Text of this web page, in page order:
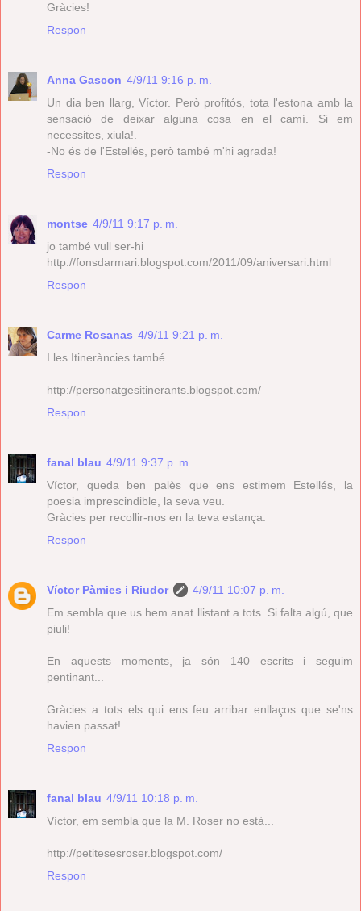
Gràcies!
Respon
Anna Gascon 4/9/11 9:16 p. m.
Un dia ben llarg, Víctor. Però profitós, tota l'estona amb la
sensació de deixar alguna cosa en el camí. Si em
necessites, xiula!.
-No és de l'Estellés, però també m'hi agrada!
Respon
montse 4/9/11 9:17 p. m.
jo també vull ser-hi
http://fonsdarmari.blogspot.com/2011/09/aniversari.html
Respon
Carme Rosanas 4/9/11 9:21 p. m.
I les Itineràncies també
http://personatgesitinerants.blogspot.com/
Respon
fanal blau 4/9/11 9:37 p. m.
Víctor, queda ben palès que ens estimem Estellés, la
poesia imprescindible, la seva veu.
Gràcies per recollir-nos en la teva estança.
Respon
Víctor Pàmies i Riudor
4/9/11 10:07 p. m.
Em sembla que us hem anat llistant a tots. Si falta algú, que
piuli!
En aquests moments, ja són 140 escrits i seguim
pentinant...
Gràcies a tots els qui ens feu arribar enllaços que se'ns
havien passat!
Respon
fanal blau 4/9/11 10:18 p. m.
Víctor, em sembla que la M. Roser no està...
http://petitesesroser.blogspot.com/
Respon